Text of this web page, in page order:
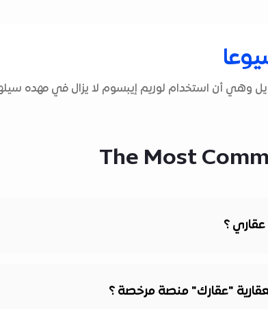
وهي أن استخدام لوريم إيبسوم لا يزال في مهده
The Most
عقاري ؟
"عقارك" منصة مرخصة ؟